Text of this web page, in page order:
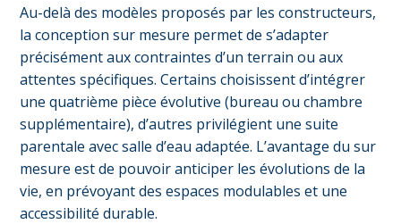
Au-delà des modèles proposés par les constructeurs,
la conception sur mesure permet de s’adapter
précisément aux contraintes d’un terrain ou aux
attentes spécifiques. Certains choisissent d’intégrer
une quatrième pièce évolutive (bureau ou chambre
supplémentaire), d’autres privilégient une suite
parentale avec salle d’eau adaptée. L’avantage du sur
mesure est de pouvoir anticiper les évolutions de la
vie, en prévoyant des espaces modulables et une
accessibilité durable.